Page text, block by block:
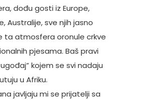
dođu gosti iz Europe,
Australije, sve njih jasno
ta atmosfera oronule crkve
pjesama. Baš pravi
kojem se svi nadaju
u Afriku.
javljaju mi se prijatelji sa